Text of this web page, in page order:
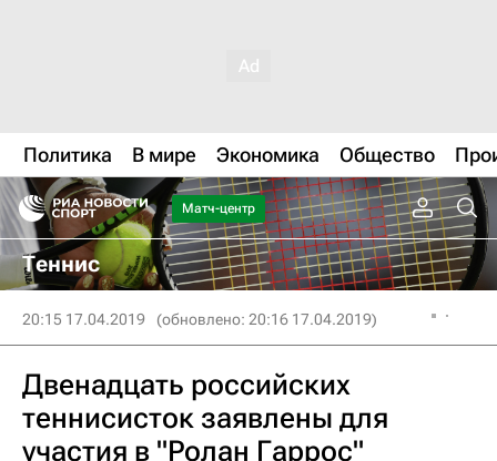
Политика В мире Экономика Общество
Матч-центр
Теннис
20:15 17.04.2019 (обновлено: 20:16 17.04.2019)
Двенадцать российских
теннисисток заявлены для
участия в "Ролан Гаррос"